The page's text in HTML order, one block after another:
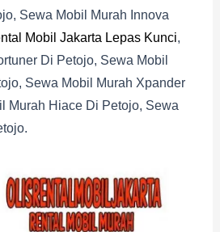
Sewa Mobil Murah Innova
Mobil Jakarta Lepas Kunci,
Di Petojo, Sewa Mobil
Sewa Mobil Murah Xpander
Murah Hiace Di Petojo, Sewa